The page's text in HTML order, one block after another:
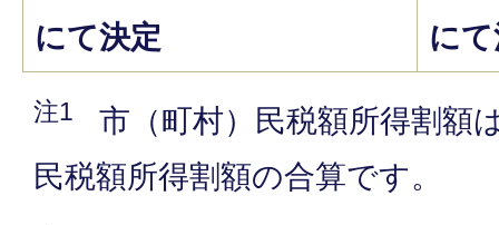
にて決定
に
注1 市（町村）民税額所得割額
民税額所得割額の合算です。